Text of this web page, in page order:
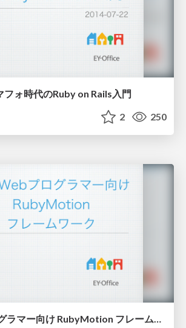
フォ時代のRuby on Rails入門
2 250
真のWebプログラマー向け RubyMotion フレームワーク